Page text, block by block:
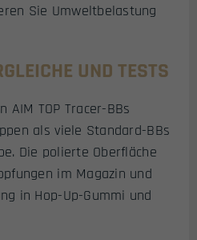
Sie Umweltbelastung
UND TESTS
TOP Tracer-BBs
als viele Standard-BBs
Die polierte Oberfläche
im Magazin und
in Hop-Up-Gummi und